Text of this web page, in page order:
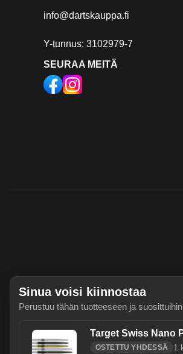
Sinua voisi kiinnostaa
Perustuu tähän tuotteeseen ja
Target Swiss Nano
OSTETTU YHDESSÄ 1
info@dartskauppa.fi
Y-tunnus: 3102979-7
SEURAA MEITÄ